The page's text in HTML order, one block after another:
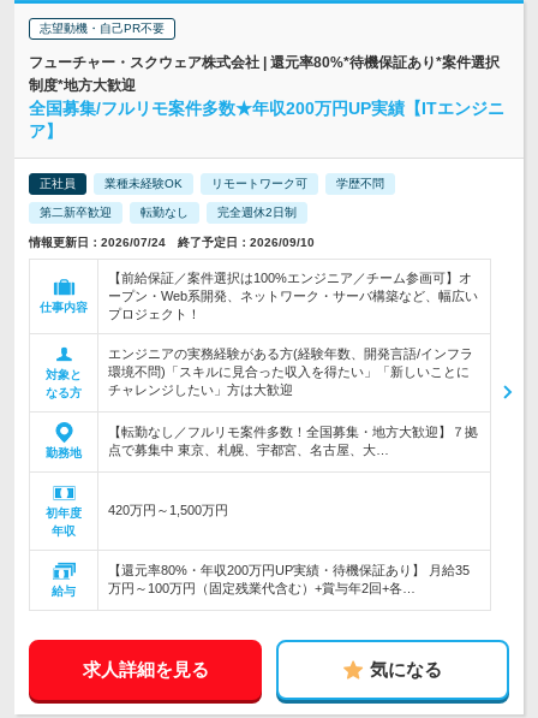
志望動機・自己PR不要
フューチャー・スクウェア株式会社 | 還元率80%*待機保証あり*案件選択
制度*地方大歓迎
全国募集/フルリモ案件多数★年収200万円UP実績【ITエンジニ
ア】
正社員 業種未経験OK リモートワーク可 学歴不問
第二新卒歓迎 転勤なし 完全週休2日制
情報更新日：2026/07/24 終了予定日：2026/09/10
仕事内容
【前給保証／案件選択は100%エンジニア／チーム参画可】オ
ープン・Web系開発、ネットワーク・サーバ構築など、幅広い
プロジェクト！
対象と
なる方
エンジニアの実務経験がある方(経験年数、開発言語/インフラ
環境不問)「スキルに見合った収入を得たい」「新しいことに
チャレンジしたい」方は大歓迎
勤務地
【転勤なし／フルリモ案件多数！全国募集・地方大歓迎】７拠
点で募集中 東京、札幌、宇都宮、名古屋、大…
初年度
年収
420万円～1,500万円
給与
【還元率80%・年収200万円UP実績・待機保証あり】 月給35
万円～100万円（固定残業代含む）+賞与年2回+各…
求人詳細を見る 気になる